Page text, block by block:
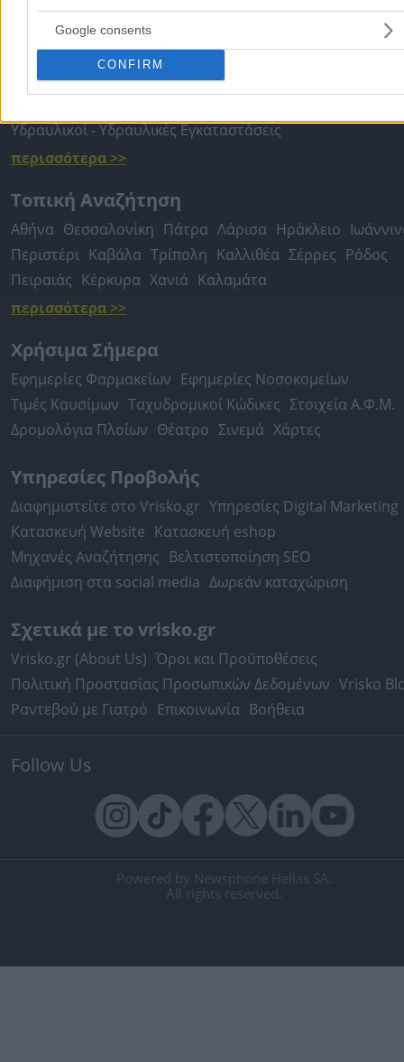
Google consents
CONFIRM
Δημοφιλείς Αναζητήσεις
Μετακομίσεις & Μεταφορές Κλειδιά & Κλειδαριές
Ψυχολόγοι Παιδικοί Σταθμοί Οδοντίατροι
Υδραυλικοί - Υδραυλικές Εγκαταστάσεις
περισσότερα >>
Τοπική Αναζήτηση
Αθήνα Θεσσαλονίκη Πάτρα Λάρισα Ηράκλειο
Περιστέρι Καβάλα Τρίπολη Καλλιθέα Σέρρες Ρόδος
Πειραιάς Κέρκυρα Χανιά Καλαμάτα
περισσότερα >>
Χρήσιμα Σήμερα
Εφημερίες Φαρμακείων Εφημερίες Νοσοκομείων
Τιμές Καυσίμων Ταχυδρομικοί Κώδικες Στοιχεία Α.Φ.Μ.
Δρομολόγια Πλοίων Θέατρο Σινεμά Χάρτες
Υπηρεσίες Προβολής
Διαφημιστείτε στο Vrisko.gr Υπηρεσίες Digital Marketing
Κατασκευή Website Κατασκευή eshop
Μηχανές Αναζήτησης Βελτιστοποίηση SEO
Διαφήμιση στα social media Δωρεάν καταχώριση
Σχετικά με το vrisko.gr
Vrisko.gr (About Us) Όροι και Προϋποθέσεις
Πολιτική Προστασίας Προσωπικών Δεδομένων Vrisko
Ραντεβού με Γιατρό Επικοινωνία Βοήθεια
Follow Us
Powered by Newsphone Hellas SA.
All rights reserved.